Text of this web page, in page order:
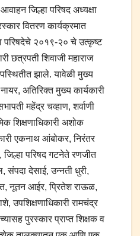
जिल्हा परिषद अध्यक्षा
वितरण कार्यक्रमात
परिषदेचे २०१९-२० चे उत्कृष्ट
छत्रपती शिवाजी महाराज
झाले. यावेळी मुख्य
अतिरिक्त मुख्य कार्यकारी
महेंद्र चव्हाण, शर्वाणी
शिक्षणाधिकारी अशोक
एकनाथ आंबोकर, निरंतर
जिल्हा परिषद गटनेते रणजीत
देसाई, उन्नती धुरी,
नूतन आईर, प्रितेश राऊळ,
उपशिक्षणाधिकारी रामचंद्र
पुरस्कार प्राप्त शिक्षक व